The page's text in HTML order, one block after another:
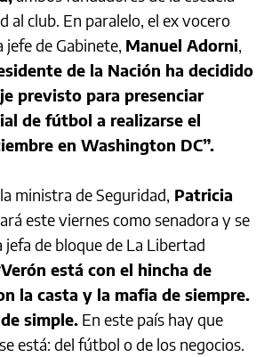
al club. En paralelo, el ex vocero
jefe de Gabinete, Manuel Adorni,
de la Nación ha decidido
previsto para presenciar
de fútbol a realizarse el
en Washington DC”.
ministra de Seguridad, Patricia
este viernes como senadora y se
de bloque de La Libertad
está con el hincha de
la casta y la mafia de siempre.
simple. En este país hay que
está: del fútbol o de los negocios.